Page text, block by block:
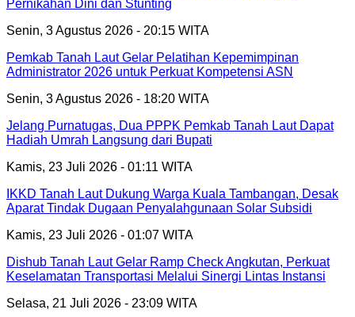
Pernikahan Dini dan Stunting
Senin, 3 Agustus 2026 - 20:15 WITA
Pemkab Tanah Laut Gelar Pelatihan Kepemimpinan
Administrator 2026 untuk Perkuat Kompetensi ASN
Senin, 3 Agustus 2026 - 18:20 WITA
Jelang Purnatugas, Dua PPPK Pemkab Tanah Laut Dapat
Hadiah Umrah Langsung dari Bupati
Kamis, 23 Juli 2026 - 01:11 WITA
IKKD Tanah Laut Dukung Warga Kuala Tambangan, Desak
Aparat Tindak Dugaan Penyalahgunaan Solar Subsidi
Kamis, 23 Juli 2026 - 01:07 WITA
Dishub Tanah Laut Gelar Ramp Check Angkutan, Perkuat
Keselamatan Transportasi Melalui Sinergi Lintas Instansi
Selasa, 21 Juli 2026 - 23:09 WITA